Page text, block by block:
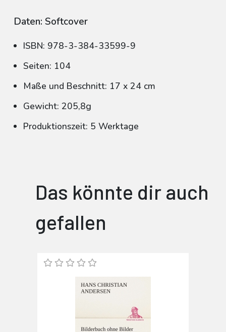
Daten: Softcover
ISBN: 978-3-384-33599-9
Seiten: 104
Maße und Beschnitt: 17 x 24 cm
Gewicht: 205,8g
Produktionszeit: 5 Werktage
Das könnte dir auch
gefallen